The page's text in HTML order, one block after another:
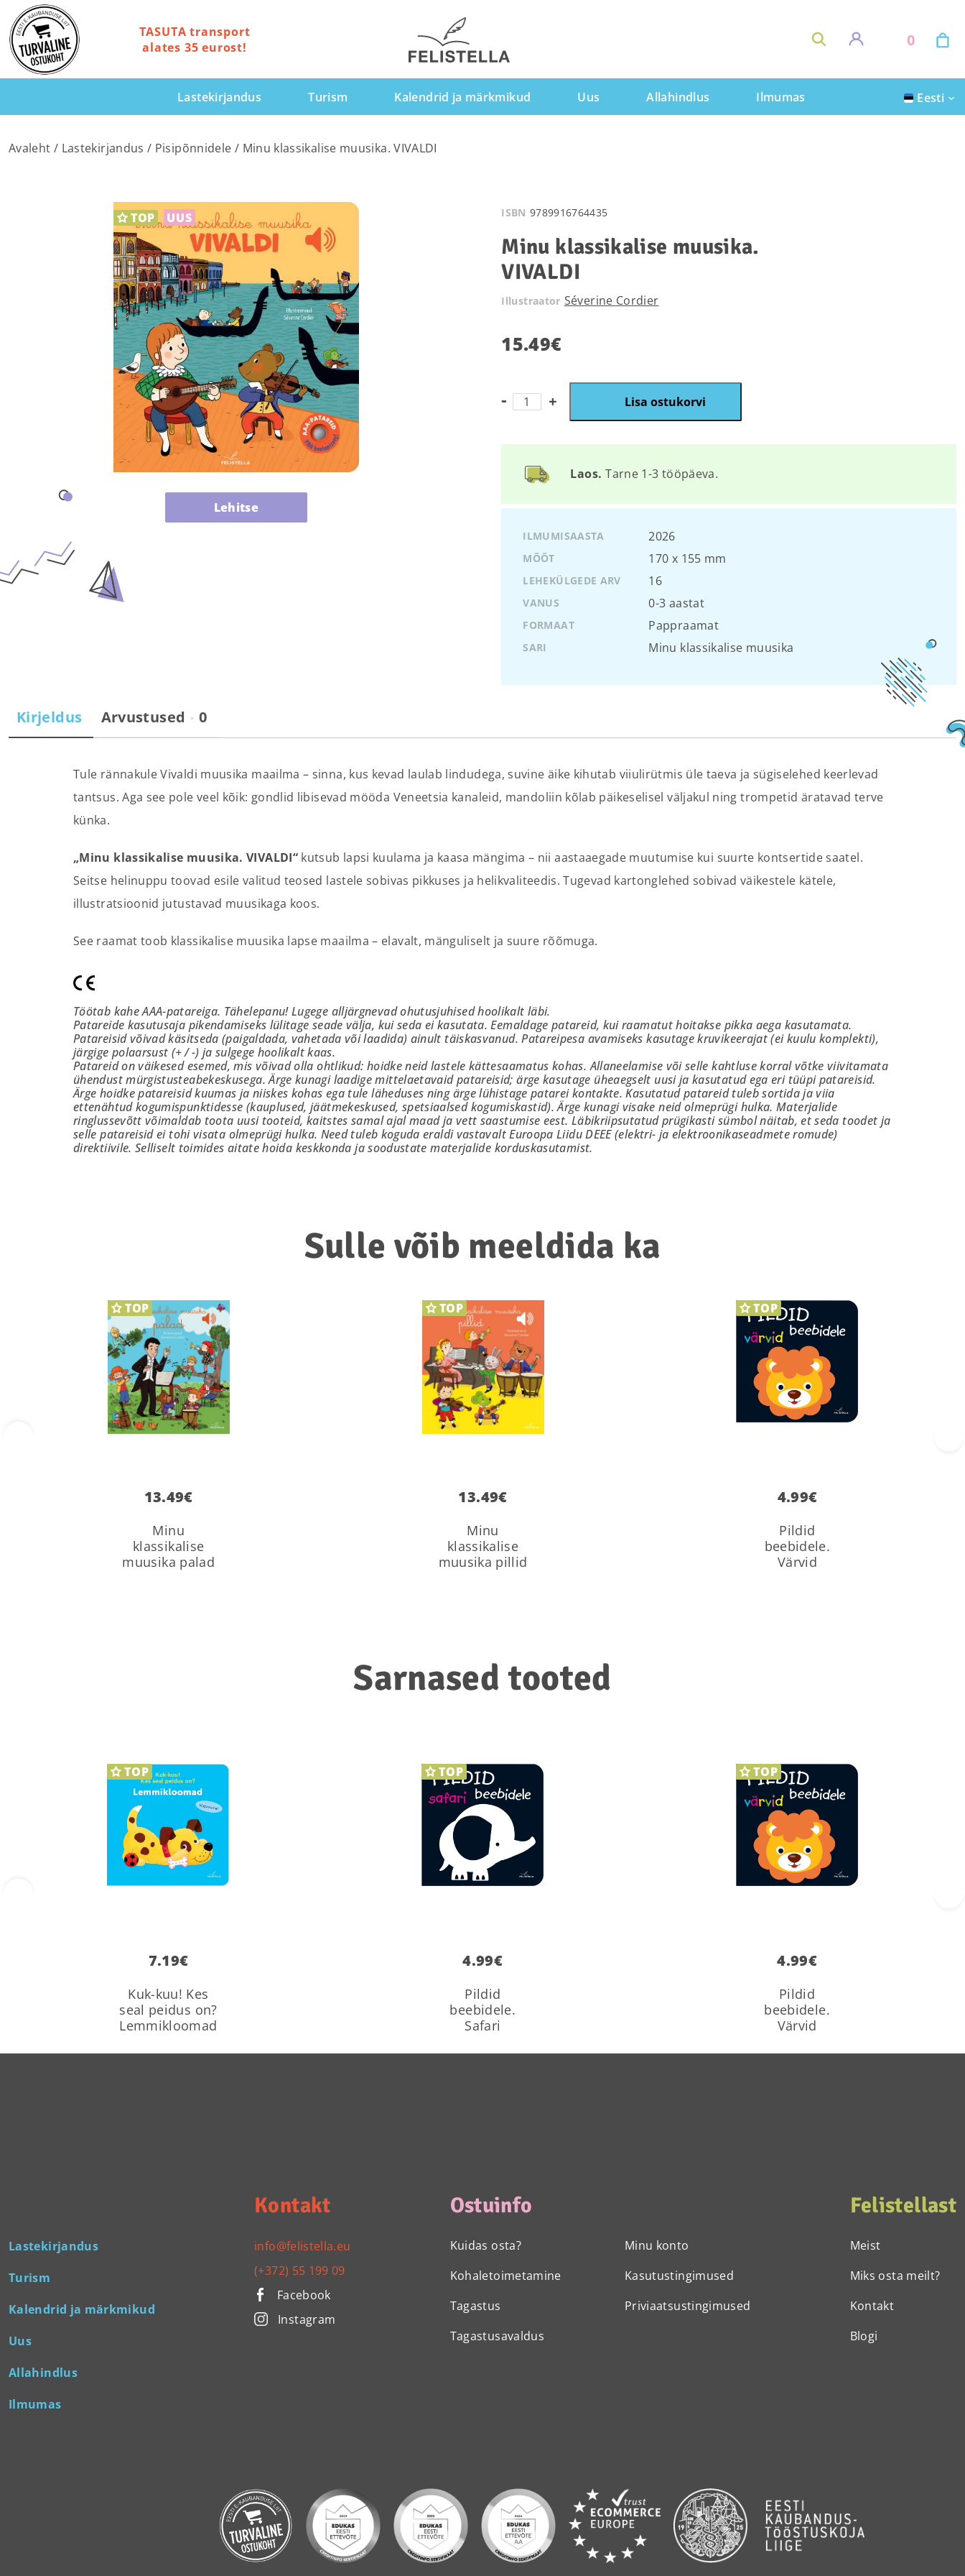
TASUTA transport
alates 35 eurost!
0
Lastekirjandus Turism Kalendrid ja märkmikud Uus Allahindlus Ilmumas Eesti
Avaleht / Lastekirjandus / Pisipõnnidele / Minu klassikalise muusika. VIVALDI
TOP UUS
Lehitse
ISBN 9789916764435
Minu klassikalise muusika.
VIVALDI
Illustraator Séverine Cordier
15.49€
Minu
klassikalise
VIVALDI
Lisa ostukorvi
Laos. Tarne 1-3 tööpäeva.
ILMUMISAASTA 2026
MÕÕT 170 x 155 mm
LEHEKÜLGEDE ARV 16
VANUS 0-3 aastat
FORMAAT Pappraamat
SARI Minu klassikalise muusika
Kirjeldus Arvustused 0
Tule rännakule Vivaldi muusika maailma – sinna, kus kevad laulab lindudega, suvine äike kihutab viiulirütmis üle taeva ja sügiselehed keerlevad
tantsus. Aga see pole veel kõik: gondlid libisevad mööda Veneetsia kanaleid, mandoliin kõlab päikeselisel väljakul ning trompetid äratavad terve
künka.
„Minu klassikalise muusika. VIVALDI“kutsub lapsi kuulama ja kaasa mängima – nii aastaaegade muutumise kui suurte kontsertide saatel.
Seitse helinuppu toovad esile valitud teosed lastele sobivas pikkuses ja helikvaliteedis. Tugevad kartonglehed sobivad väikestele kätele,
illustratsioonid jutustavad muusikaga koos.
See raamat toob klassikalise muusika lapse maailma – elavalt, mänguliselt ja suure rõõmuga.
Töötab kahe AAA-patareiga. Tähelepanu! Lugege alljärgnevad ohutusjuhised hoolikalt läbi.
Patareide kasutusaja pikendamiseks lülitage seade välja, kui seda ei kasutata. Eemaldage patareid, kui raamatut hoitakse pikka aega kasutamata.
Patareisid võivad käsitseda (paigaldada, vahetada või laadida) ainult täiskasvanud. Patareipesa avamiseks kasutage kruvikeerajat (ei kuulu komplekti),
järgige polaarsust (+ / -) ja sulgege hoolikalt kaas.
Patareid on väikesed esemed, mis võivad olla ohtlikud: hoidke neid lastele kättesaamatus kohas. Allaneelamise või selle kahtluse korral võtke viivitamata
ühendust mürgistusteabekeskusega. Ärge kunagi laadige mittelaetavaid patareisid; ärge kasutage üheaegselt uusi ja kasutatud ega eri tüüpi patareisid.
Ärge hoidke patareisid kuumas ja niiskes kohas ega tule läheduses ning ärge lühistage patarei kontakte. Kasutatud patareid tuleb sortida ja viia
ettenähtud kogumispunktidesse (kauplused, jäätmekeskused, spetsiaalsed kogumiskastid). Ärge kunagi visake neid olmeprügi hulka. Materjalide
ringlussevõtt võimaldab toota uusi tooteid, kaitstes samal ajal maad ja vett saastumise eest. Läbikriipsutatud prügikasti sümbol näitab, et seda toodet ja
selle patareisid ei tohi visata olmeprügi hulka. Need tuleb koguda eraldi vastavalt Euroopa Liidu DEEE (elektri- ja elektroonikaseadmete romude)
direktiivile. Selliselt toimides aitate hoida keskkonda ja soodustate materjalide korduskasutamist.
Sulle võib meeldida ka
TOP
13.49€
Minu
klassikalise
muusika palad
TOP
13.49€
Minu
klassikalise
muusika pillid
TOP
4.99€
Pildid
beebidele.
Värvid
Sarnased tooted
TOP
7.19€
Kuk-kuu! Kes
seal peidus on?
Lemmikloomad
TOP
4.99€
Pildid
beebidele.
Safari
TOP
4.99€
Pildid
beebidele.
Värvid
Lastekirjandus
Turism
Kalendrid ja märkmikud
Uus
Allahindlus
Ilmumas
Kontakt
info@felistella.eu
(+372) 55 199 09
Facebook
Instagram
Ostuinfo
Kuidas osta?
Kohaletoimetamine
Tagastus
Tagastusavaldus
Minu konto
Kasutustingimused
Priviaatsustingimused
Felistellast
Meist
Miks osta meilt?
Kontakt
Blogi